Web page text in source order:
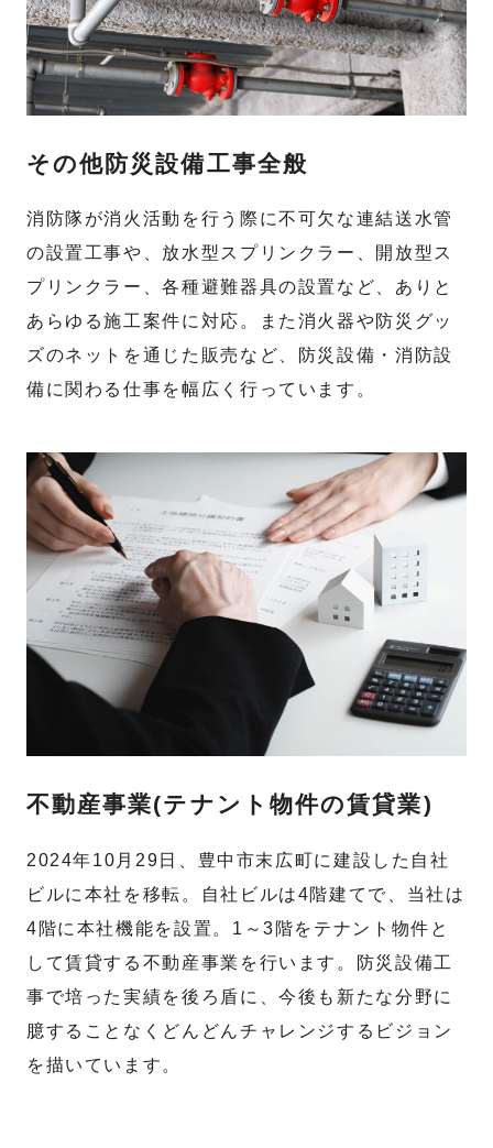
その他防災設備工事全般
消防隊が消火活動を行う際に不可欠な連結送水管
の設置工事や、放水型スプリンクラー、開放型ス
プリンクラー、各種避難器具の設置など、ありと
あらゆる施工案件に対応。また消火器や防災グッ
ズのネットを通じた販売など、防災設備・消防設
備に関わる仕事を幅広く行っています。
不動産事業(テナント物件の賃貸業)
2024年10月29日、豊中市末広町に建設した自社
ビルに本社を移転。自社ビルは4階建てで、当社は
4階に本社機能を設置。1～3階をテナント物件と
して賃貸する不動産事業を行います。防災設備工
事で培った実績を後ろ盾に、今後も新たな分野に
臆することなくどんどんチャレンジするビジョン
を描いています。